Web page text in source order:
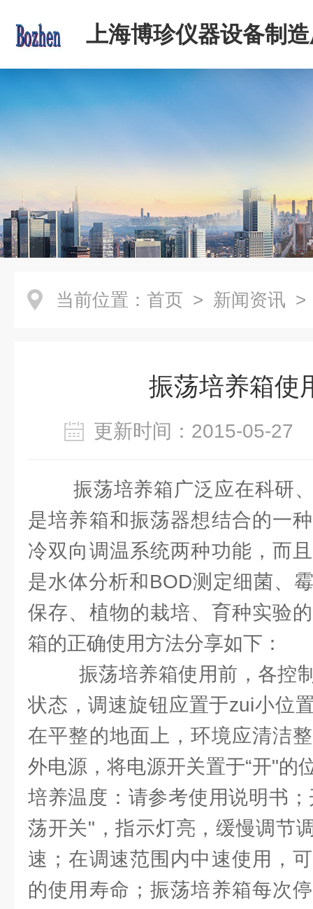
上海博珍仪器设备制
当前位置： 首页 > 新闻资讯 >
振荡培养箱使
更新时间：2015-05-
振荡培养箱广泛应在科研
是培养箱和振荡器想结合的一
冷双向调温系统两种功能，而
是水体分析和BOD测定细菌、
保存、植物的栽培、育种实验
箱的正确使用方法分享如下：
振荡培养箱使用前，各控
状态，调速旋钮应置于zui小位
在平整的地面上，环境应清洁
外电源，将电源开关置于“开"的
培养温度：请参考使用说明书
荡开关"，指示灯亮，缓慢调节
速；在调速范围内中速使用，
的使用寿命；振荡培养箱每次